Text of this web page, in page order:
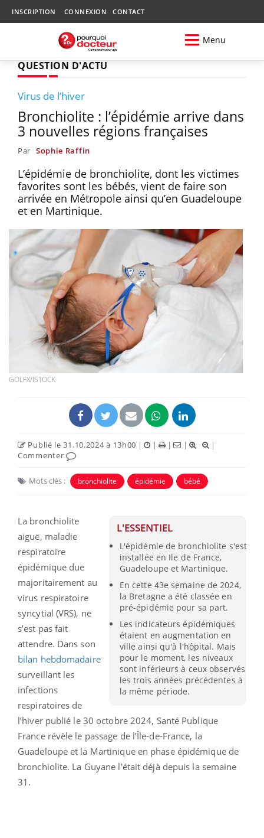
INSCRIPTION CONNEXION CONTACT
Menu
QUESTION D'ACTU
Virus de l’hiver
Bronchiolite : l’épidémie arrive dans
3 nouvelles régions françaises
Par Sophie Raffin
L’épidémie de bronchiolite, dont les victimes
favorites sont les bébés, vient de faire son
arrivée en Métropole ainsi qu’en Guadeloupe
et en Martinique.
GOLFX/ISTOCK
Publié le 31.10.2024 à 13h00 | | | |
|
Commenter
Mots clés : bronchiolite épidémie bébé
L'ESSENTIEL
L'épidémie de bronchiolite s'est
installée en Ile de France,
Guadeloupe et Martinique.
En cette 43e semaine de 2024,
la Bretagne a été classée en
pré-épidémie pour sa part.
Les indicateurs épidémiques
étaient en augmentation en
ville ainsi qu'à l'hôpital. Mais
pour le moment, les niveaux
sont inférieurs à ceux observés
les trois années précédentes à
la même période.
La bronchiolite
aiguë, maladie
respiratoire
épidémique due
majoritairement au
virus respiratoire
syncytial (VRS), ne
s’est pas fait
attendre. Dans son
bilan hebdomadaire
surveillant les
infections
respiratoires de
l’hiver publié le 30 octobre 2024, Santé Publique
France révèle le passage de l’Île-de-France, la
Guadeloupe et la Martinique en phase épidémique de
bronchiolite. La Guyane l'était déjà depuis la semaine
31.